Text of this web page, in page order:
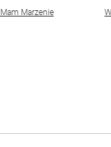
Marzenie